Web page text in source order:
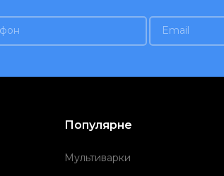
Популярне
Мультиварки